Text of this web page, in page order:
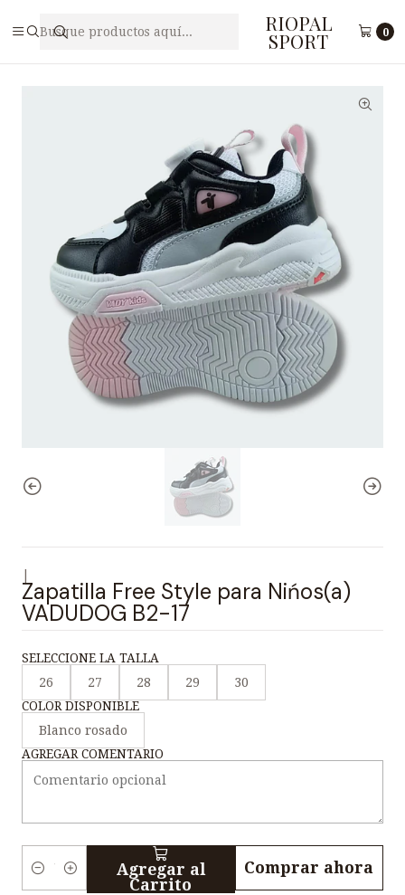
RIOPAL
SPORT 0
Zapatilla Free Style para Nińos(a) VADUDOG B2-17
Zapatilla Free Style para Nińos(a)
VADUDOG B2-17
SELECCIONE LA TALLA
26
27 28 29
30
COLOR DISPONIBLE
Blanco rosado
AGREGAR COMENTARIO
Agregar al
Carrito
Comprar ahora